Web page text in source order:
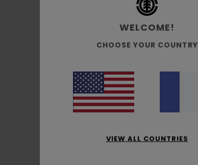
WELCOME!
CHOOSE YOUR COUNTRY
VIEW ALL COUNTRIES